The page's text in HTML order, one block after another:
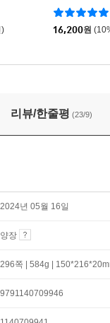
) 16,200원
리뷰/한줄평 (23/9)
2024년 05월 16일
양장
296쪽 | 584g |
9791140709946